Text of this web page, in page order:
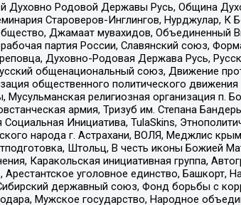
Духовно Родовой Державы Русь, Община
Староверов-Инглингов, Нурджулар, К
Джамаат мувахидов, Объединенный
партия России, Славянский союз,
Духовно-Родовая Держава Русь,
общенациональный союз, Движение
общественного политического
религиозная организация п.
армия, Тризуб им. Степана
Инициатива, TulaSkins,
народа г. Астрахани, ВОЛЯ, Меджлис
Штольц, В честь иконы Божией
Каракольская инициативная группа,
уголовное единство,
державный союз, Фонд борьбы с
Мужское государство, Народное